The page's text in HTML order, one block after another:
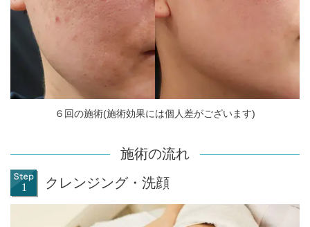
６回の施術(施術効果には個人差がございます)
施術の流れ
クレンジング・洗顔